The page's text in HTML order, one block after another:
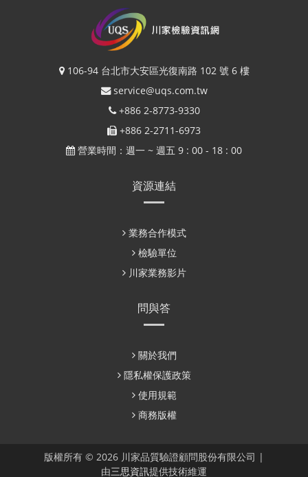
106-94 台北市大安區光復南路 102 號 6 樓
service@uqs.com.tw
+886 2-8773-9330
+886 2-2711-6973
營業時間：週一 ~ 週五 9 : 00 - 18 : 00
資源連結
業務合作模式
檢驗單位
川家業務影片
問與答
關於我們
隱私權保護政策
使用規範
商務版權
版權所有 © 2026 川家品質驗證顧問股份有限公司 |
由三思資訊提供技術維運